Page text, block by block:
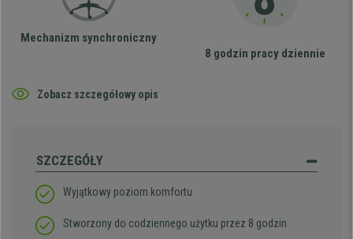
Mechanizm synchroniczny
8 godzin pracy dziennie
Zobacz szczegółowy opis
SZCZEGÓŁY
Wyjątkowy poziom komfortu
Stworzony do codziennego użytku przez 8 godzin